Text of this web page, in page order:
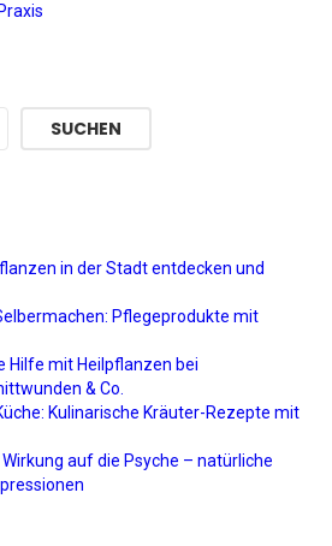
SUCHEN
in der Stadt entdecken und
Pflegeprodukte mit
Hilfe mit Heilpflanzen bei
& Co.
Kulinarische Kräuter-Rezepte mit
auf die Psyche – natürliche